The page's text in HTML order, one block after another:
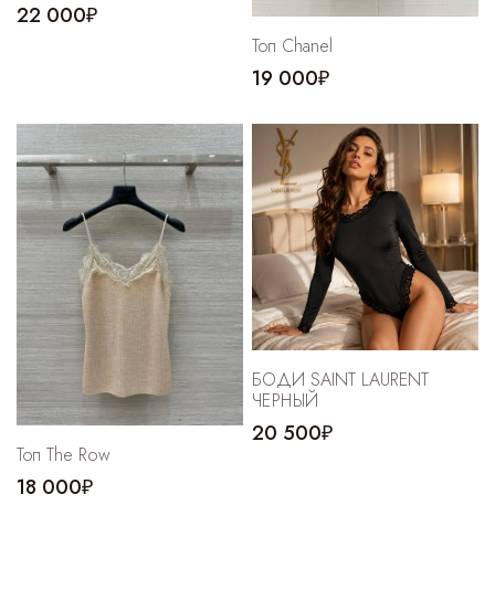
22 000₽
Топ Chanel
19 000₽
Топ The Row
18 000₽
БОДИ SAINT LAURENT
ЧЕРНЫЙ
20 500₽